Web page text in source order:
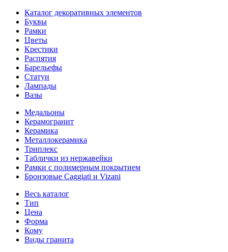
Каталог декоративных элементов
Буквы
Рамки
Цветы
Крестики
Распятия
Барельефы
Статуи
Лампады
Вазы
Медальоны
Керамогранит
Керамика
Металлокерамика
Триплекс
Таблички из нержавейки
Рамки с полимерным покрытием
Бронзовые Caggiati и Vizani
Весь каталог
Тип
Цена
Форма
Кому
Виды гранита